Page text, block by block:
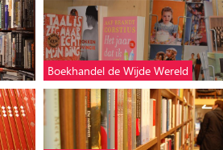
Boekhandel de Wijde Wereld